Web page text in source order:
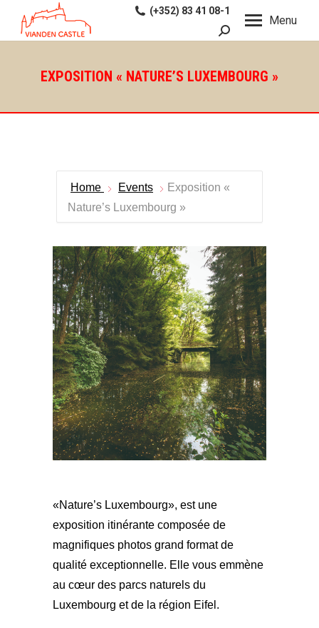
Menu
(+352) 83 41 08-1
Recherche
EXPOSITION « NATURE’S LUXEMBOURG »
Home Events
Exposition «
Nature’s Luxembourg »
«Nature’s Luxembourg», est une
exposition itinérante composée de
magnifiques photos grand format de
qualité exceptionnelle. Elle vous emmène
au cœur des parcs naturels du
Luxembourg et de la région Eifel.